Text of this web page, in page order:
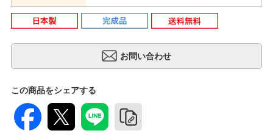
この商品をシェアする